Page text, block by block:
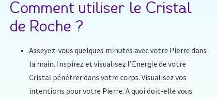
Comment utiliser le Cristal
de Roche ?
Asseyez-vous quelques minutes avec votre Pierre dans
la main. Inspirez et visualisez l’Energie de votre
Cristal pénétrer dans votre corps. Visualisez vos
intentions pour votre Pierre. A quoi doit-elle vous